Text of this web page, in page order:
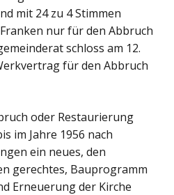
mit 24 zu 4 Stimmen
nur für den Abbruch
schloss am 12.
für den Abbruch
oder Restaurierung
im Jahre 1956 nach
ein neues, den
gerechtes, Bauprogramm
Erneuerung der Kirche